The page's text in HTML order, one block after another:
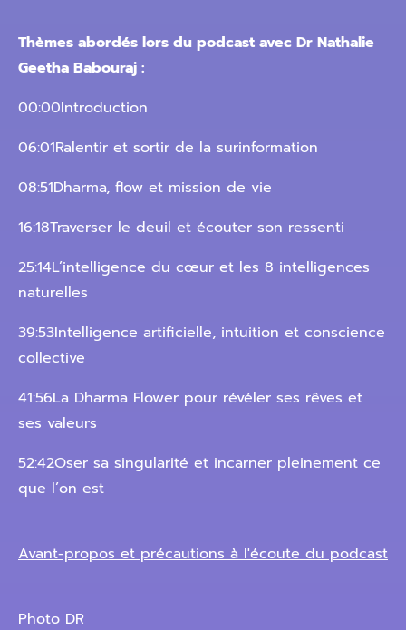
Thèmes abordés lors du podcast avec Dr Nathalie
Geetha Babouraj :
00:00Introduction
06:01Ralentir et sortir de la surinformation
08:51Dharma, flow et mission de vie
16:18Traverser le deuil et écouter son ressenti
25:14L’intelligence du cœur et les 8 intelligences
naturelles
39:53Intelligence artificielle, intuition et conscience
collective
41:56La Dharma Flower pour révéler ses rêves et
ses valeurs
52:42Oser sa singularité et incarner pleinement ce
que l’on est
Avant-propos et précautions à l'écoute du podcast
Photo DR